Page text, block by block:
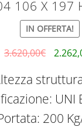
106 X 197
IN OFFERTA!
3.620,00€
UNI
200